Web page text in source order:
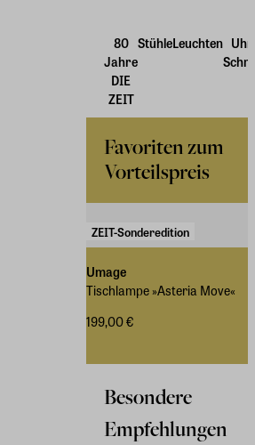
80
Jahre
DIE
ZEIT
StühleLeuchten
Favoriten zum
Vorteilspreis
ZEIT-Sonderedition
Umage
Tischlampe »Asteria Move«
199,00 €
Besondere
Empfehlungen